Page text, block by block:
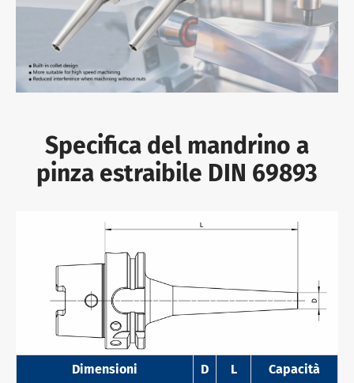
Specifica del mandrino a
pinza estraibile DIN 69893
Dimensioni D L
Capacità